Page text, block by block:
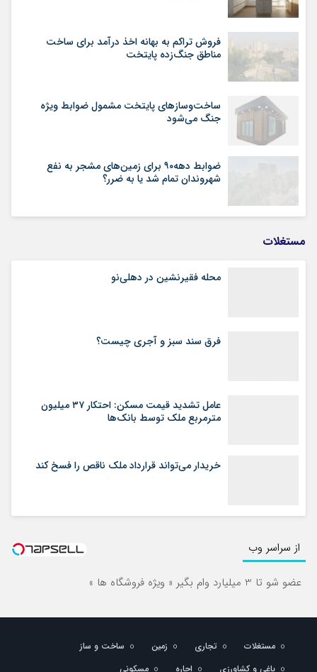
فروش تراکم به بهانه اخذ درآمد برای ساخت
مناطق جنگ‌زده پایتخت
ساخت‌وسازهای پایتخت مشمول ضوابط ویژه
جنگ می‌شود
ضوابط دهه۹۰ برای زمین‌های مشجر به نفع
شهروندان تمام شد یا به ضرر؟
مستغلات
محله فقیرنشین در دهلی‏‌نو
فرق سند سبز و آجری چیست؟
عامل تشدید قیمت مسکن: احتکار ۳۷ میلیون
مترمربع ملک توسط بانک‌ها
خریدار می‌تواند قرارداد ملک ناقص را فسخ کند
از سراسر وب
عضو شو تا 3 میلیارد وام بگیر « ویژه فروشگاه ها »
مستغلات تجاری زمین
ساخت و ساز
باغی و کشاورزی
اجاره مسکونی